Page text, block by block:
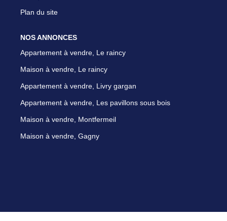
Plan du site
NOS ANNONCES
Appartement à vendre, Le raincy
Maison à vendre, Le raincy
Appartement à vendre, Livry gargan
Appartement à vendre, Les pavillons sous bois
Maison à vendre, Montfermeil
Maison à vendre, Gagny